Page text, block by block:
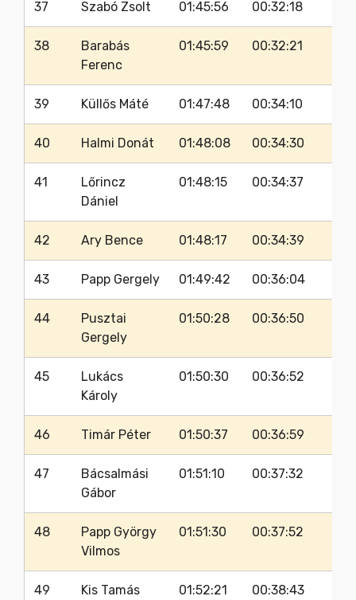
37 Szabó Zsolt 01:45:56 00:32:18
38
Barabás
Ferenc
01:45:59 00:32:21
39 Küllős Máté 01:47:48 00:34:10
40 Halmi Donát 01:48:08 00:34:30
41
Lőrincz
Dániel
01:48:15 00:34:37
42 Ary Bence 01:48:17 00:34:39
43 Papp Gergely 01:49:42 00:36:04
44
Pusztai
Gergely
01:50:28 00:36:50
45
Lukács
Károly
01:50:30 00:36:52
46 Timár Péter 01:50:37 00:36:59
47
Bácsalmási
Gábor
01:51:10 00:37:32
48
Papp György
Vilmos
01:51:30 00:37:52
49 Kis Tamás 01:52:21 00:38:43